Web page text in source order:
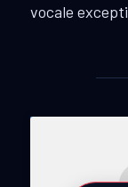
vocale